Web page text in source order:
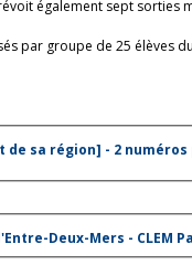
également sept sorties
par groupe de 25 élèves
de sa région] - 2 numéros
Deux-Mers - CLEM